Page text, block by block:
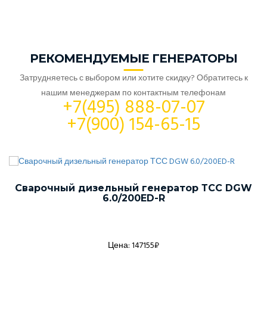
РЕКОМЕНДУЕМЫЕ ГЕНЕРАТОРЫ
Затрудняетесь с выбором или хотите скидку? Обратитесь к
нашим менеджерам по контактным телефонам
+7(495) 888-07-07
+7(900) 154-65-15
Сварочный дизельный генератор ТСС DGW
6.0/200ED-R
Цена: 147155₽